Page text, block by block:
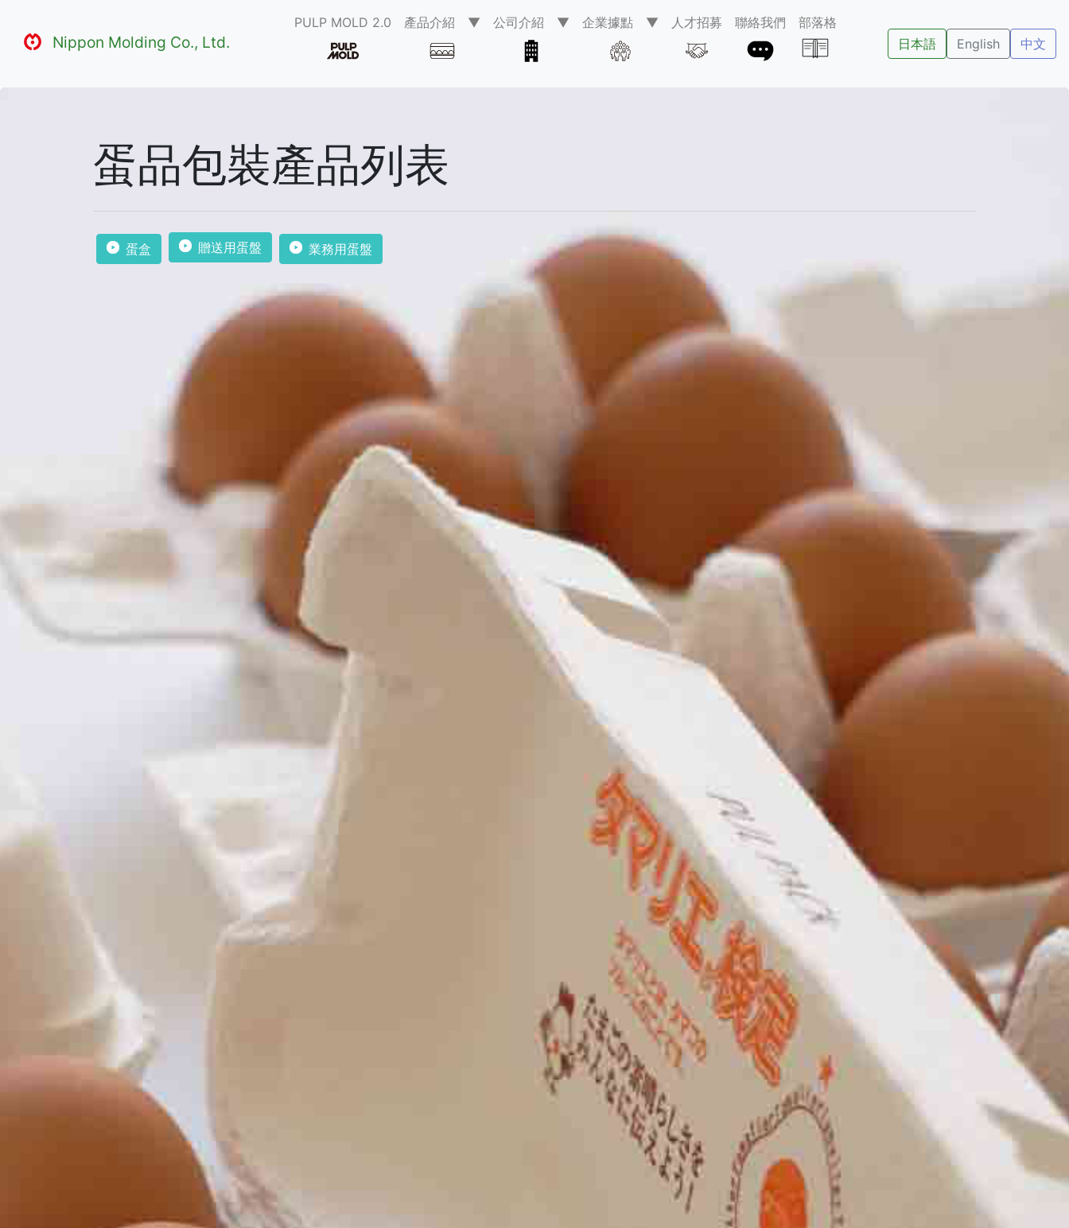
Nippon Molding Co., Ltd.
PULP MOLD 2.0 產品介紹 ▼ 公司介紹 ▼ 企業據點 ▼ 人才招募 聯絡我們
部落格
日本語
English 中文
蛋品包裝產品列表
蛋盒 贈送用蛋盤 業務用蛋盤